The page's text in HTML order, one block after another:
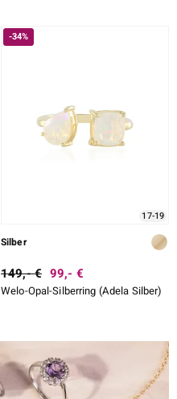
-34%
17-19
Silber
149,- € 99,- €
Welo-Opal-Silberring (Adela Silber)